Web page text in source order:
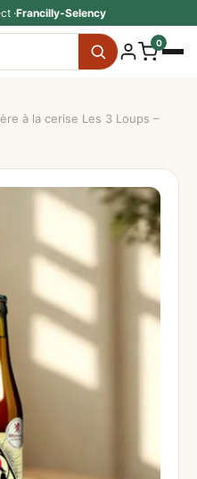
·Francilly-Selency
0
à la cerise Les 3 Loups –